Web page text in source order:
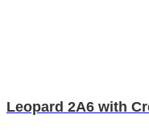
Leopard 2A6 with